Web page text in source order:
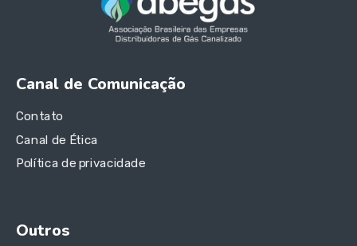
Canal de Comunicação
Contato
Canal de Ética
Política de privacidade
Outros